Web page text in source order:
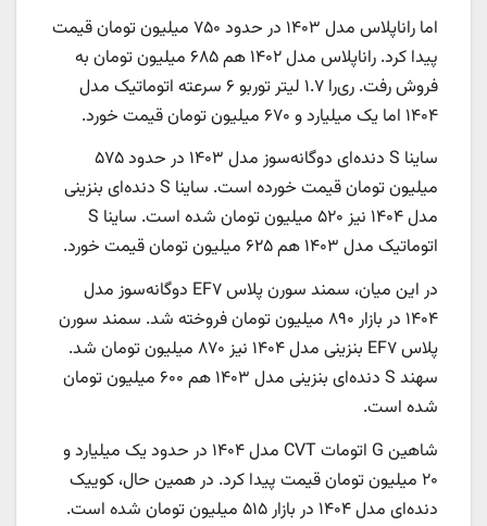
اما راناپلاس مدل ۱۴۰۳ در حدود ۷۵۰ میلیون تومان قیمت
پیدا کرد. راناپلاس مدل ۱۴۰۲ هم ۶۸۵ میلیون تومان به
فروش رفت. ری‌را ۱.۷ لیتر توربو ۶ سرعته اتوماتیک مدل
۱۴۰۴ اما یک میلیارد و ۶۷۰ میلیون تومان قیمت خورد.
ساینا S دنده‌ای دوگانه‌سوز مدل ۱۴۰۳ در حدود ۵۷۵
میلیون تومان قیمت خورده است. ساینا S دنده‌ای بنزینی
مدل ۱۴۰۴ نیز ۵۲۰ میلیون تومان شده است. ساینا S
اتوماتیک مدل ۱۴۰۳ هم ۶۲۵ میلیون تومان قیمت خورد.
در این میان، سمند سورن پلاس EF۷ دوگانه‌سوز مدل
۱۴۰۴ در بازار ۸۹۰ میلیون تومان فروخته شد. سمند سورن
پلاس EF۷ بنزینی مدل ۱۴۰۴ نیز ۸۷۰ میلیون تومان شد.
سهند S دنده‌ای بنزینی مدل ۱۴۰۳ هم ۶۰۰ میلیون تومان
شده است.
شاهین G اتومات CVT مدل ۱۴۰۴ در حدود یک میلیارد و
۲۰ میلیون تومان قیمت پیدا کرد. در همین حال، کوییک
دنده‌ای مدل ۱۴۰۴ در بازار ۵۱۵ میلیون تومان شده است.